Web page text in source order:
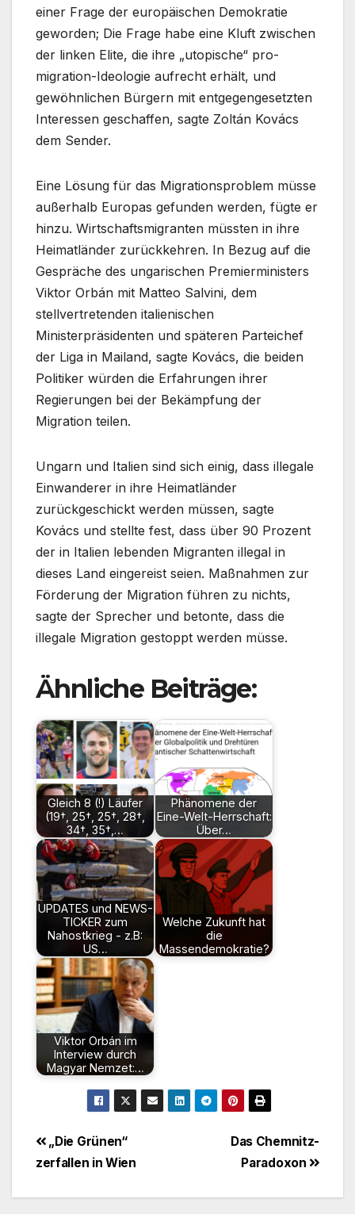
einer Frage der europäischen Demokratie
geworden; Die Frage habe eine Kluft zwischen
der linken Elite, die ihre „utopische“ pro-
migration-Ideologie aufrecht erhält, und
gewöhnlichen Bürgern mit entgegengesetzten
Interessen geschaffen, sagte Zoltán Kovács
dem Sender.
Eine Lösung für das Migrationsproblem müsse
außerhalb Europas gefunden werden, fügte er
hinzu. Wirtschaftsmigranten müssten in ihre
Heimatländer zurückkehren. In Bezug auf die
Gespräche des ungarischen Premierministers
Viktor Orbán mit Matteo Salvini, dem
stellvertretenden italienischen
Ministerpräsidenten und späteren Parteichef
der Liga in Mailand, sagte Kovács, die beiden
Politiker würden die Erfahrungen ihrer
Regierungen bei der Bekämpfung der
Migration teilen.
Ungarn und Italien sind sich einig, dass illegale
Einwanderer in ihre Heimatländer
zurückgeschickt werden müssen, sagte
Kovács und stellte fest, dass über 90 Prozent
der in Italien lebenden Migranten illegal in
dieses Land eingereist seien. Maßnahmen zur
Förderung der Migration führen zu nichts,
sagte der Sprecher und betonte, dass die
illegale Migration gestoppt werden müsse.
Ähnliche Beiträge:
Gleich 8 (!) Läufer
(19†, 25†, 25†, 28†,
34†, 35†,…
Phänomene der
Eine-Welt-Herrschaft:
Über…
UPDATES und NEWS-
TICKER zum
Nahostkrieg - z.B:
US…
Welche Zukunft hat
die
Massendemokratie?
Viktor Orbán im
Interview durch
Magyar Nemzet:…
BeitragsnavigationDas Chemnitz-
Paradoxon
„Die Grünen“
zerfallen in Wien